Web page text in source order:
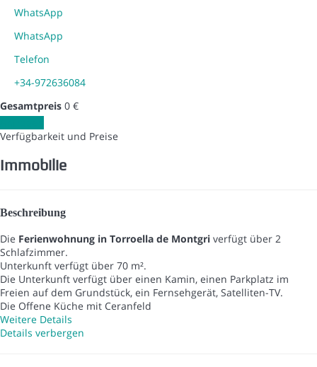
WhatsApp
WhatsApp
Telefon
+34-972636084
Gesamtpreis 0 €
Verfügbarkeit und Preise
Immobilie
Beschreibung
Die Ferienwohnung in Torroella de Montgri verfügt über 2
Schlafzimmer.
Unterkunft verfügt über 70 m².
Die Unterkunft verfügt über einen Kamin, einen Parkplatz im
Freien auf dem Grundstück, ein Fernsehgerät, Satelliten-TV.
Die Offene Küche mit Ceranfeld
Weitere Details
Details verbergen